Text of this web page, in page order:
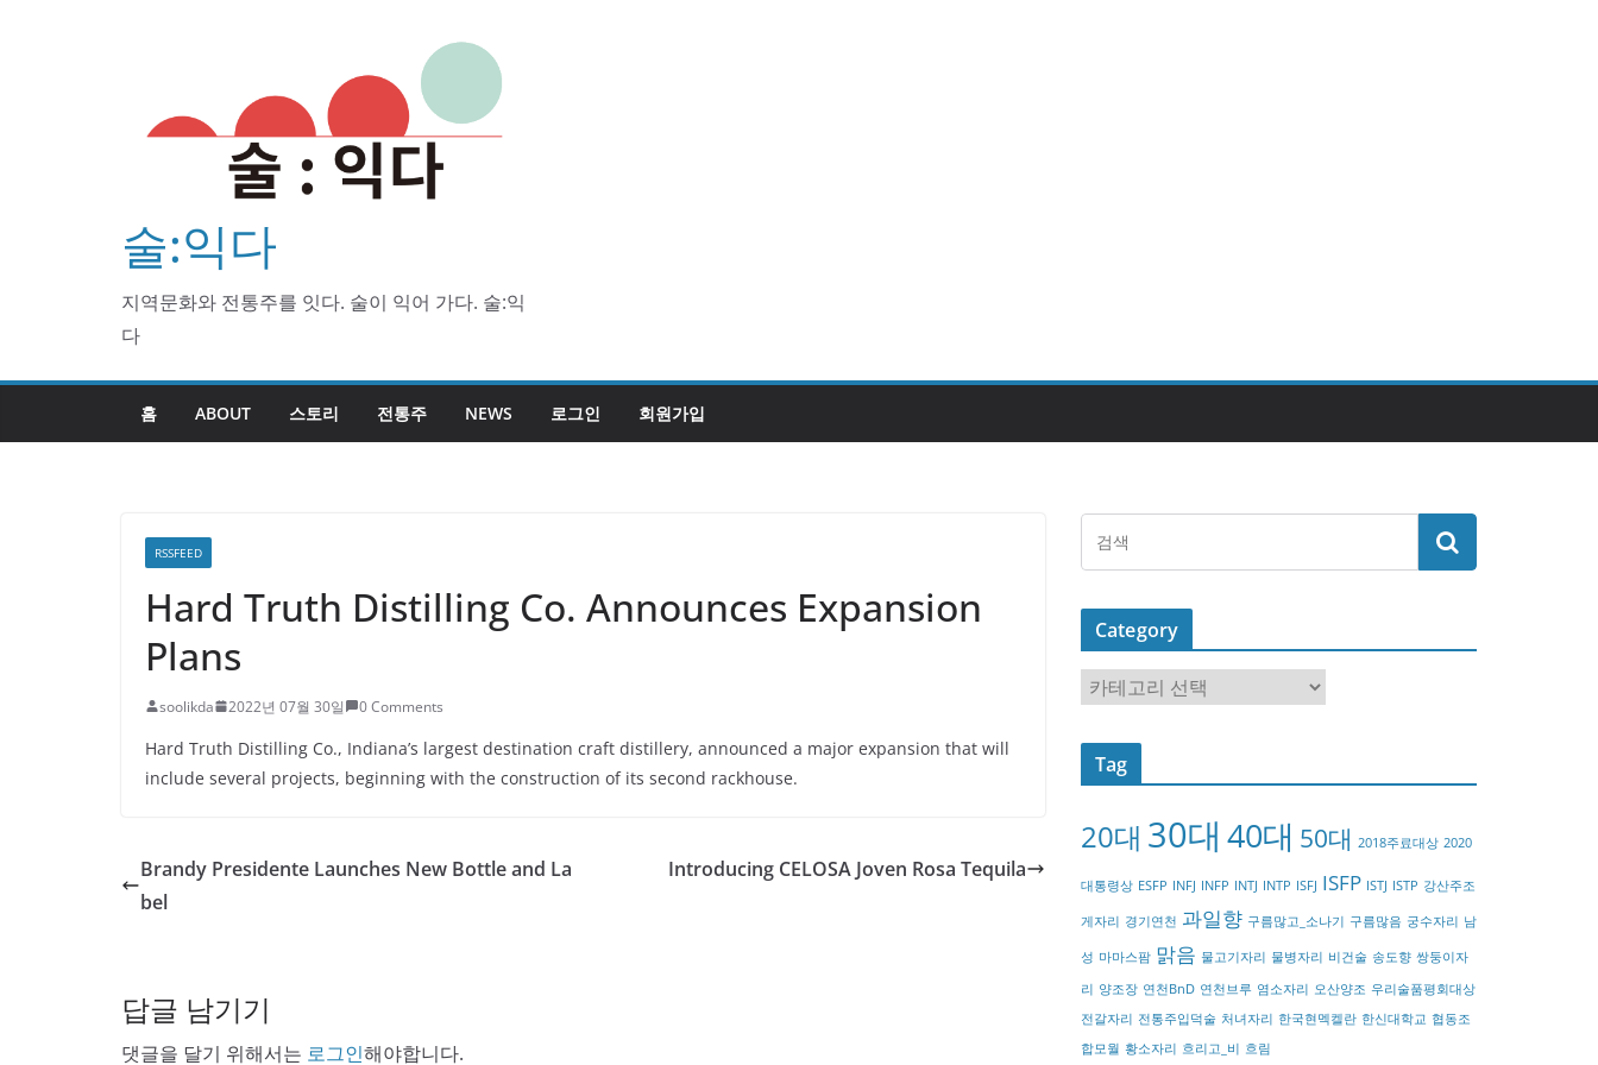
술:익다
지역문화와 전통주를 잇다. 술이 익어 가다. 술:익
다
홈 ABOUT 스토리 전통주 NEWS 로그인 회원가입
RSSFEED
Hard Truth Distilling Co. Announces Expansion
Plans
soolikda 2022년 07월 30일 0 Comments
Hard Truth Distilling Co., Indiana’s largest destination craft distillery, announced a major expansion that will
include several projects, beginning with the construction of its second rackhouse.
Brandy Presidente Launches New Bottle and La
bel
Introducing CELOSA Joven Rosa Tequila
답글 남기기
댓글을 달기 위해서는 로그인해야합니다.
Category
a
t
o
y
Tag
20대 30대 40대 50대 2018주료대상 2020
대통령상 ESFP INFJ INFP INTJ INTP ISFJ ISFP ISTJ ISTP 강산주조
게자리 경기연천 과일향 구름많고_소나기 구름많음 궁수자리 남
성 마마스팜 맑음 물고기자리 물병자리 비건술 송도향 쌍둥이자
리 양조장 연천BnD 연천브루 염소자리 오산양조 우리술품평회대상
전갈자리 전통주입덕술 처녀자리 한국현멕켈란 한신대학교 협동조
합모월 황소자리 흐리고_비 흐림